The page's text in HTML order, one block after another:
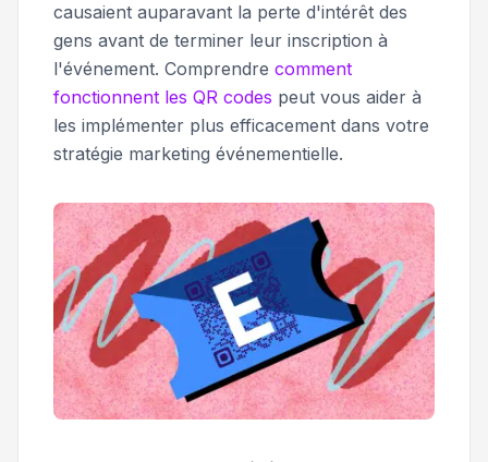
causaient auparavant la perte d'intérêt des
gens avant de terminer leur inscription à
l'événement. Comprendre comment
fonctionnent les QR codes peut vous aider à
les implémenter plus efficacement dans votre
stratégie marketing événementielle.